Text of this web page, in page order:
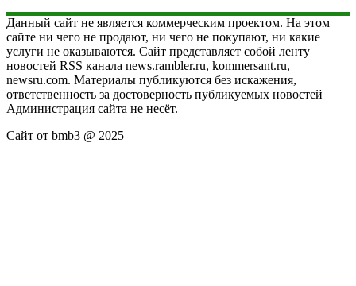
Данный сайт не является коммерческим проектом. На этом
сайте ни чего не продают, ни чего не покупают, ни какие
услуги не оказываются. Сайт представляет собой ленту
новостей RSS канала news.rambler.ru, kommersant.ru,
newsru.com. Материалы публикуются без искажения,
ответственность за достоверность публикуемых новостей
Администрация сайта не несёт.
Сайт от bmb3 @ 2025